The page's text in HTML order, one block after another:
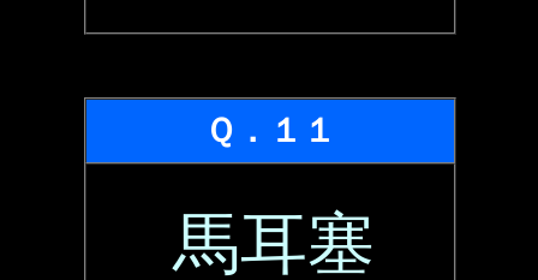
Ｑ．１１
馬耳塞